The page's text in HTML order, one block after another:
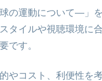
の運動について―」
タイルや視聴環境に
です。
やコスト、利便性を